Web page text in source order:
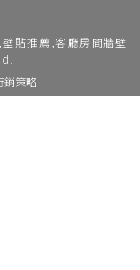
貼推薦,客廳房間牆壁
銷策略